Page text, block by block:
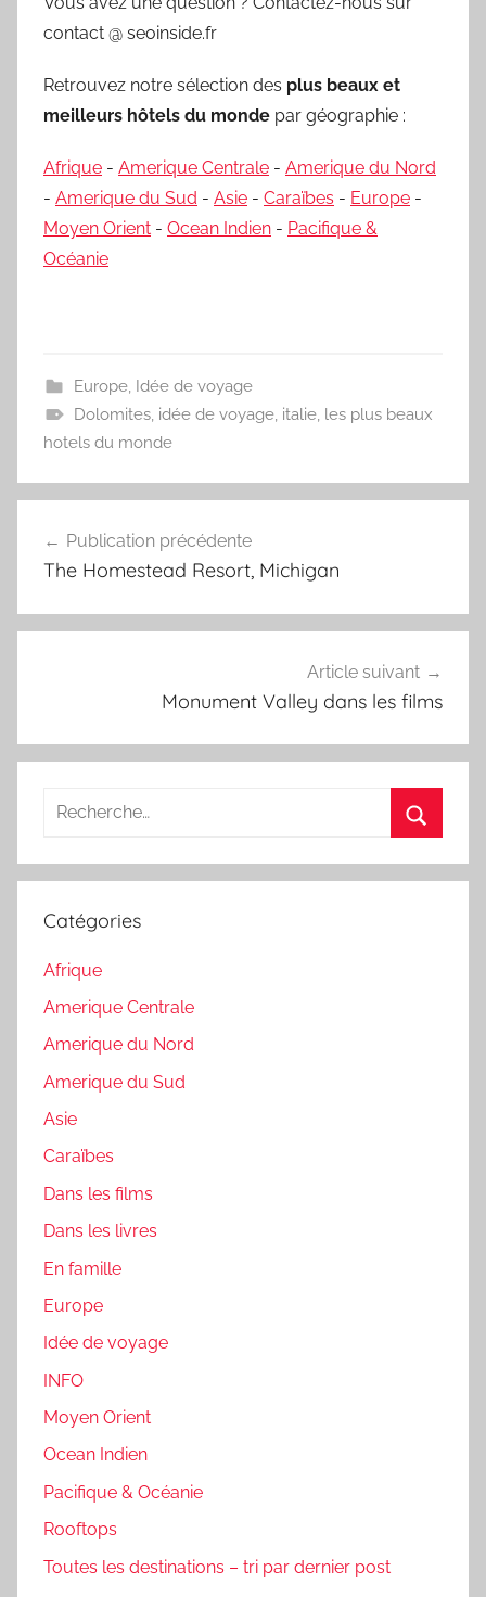
contact @ seoinside.fr
Retrouvez notre sélection des plus beaux et
meilleurs hôtels du monde par géographie :
Afrique - Amerique Centrale - Amerique du Nord
- Amerique du Sud - Asie - Caraïbes - Europe -
Moyen Orient - Ocean Indien - Pacifique &
Océanie
Europe, Idée de voyage
Dolomites, idée de voyage, italie, les plus beaux
hotels du monde
de
Publication précédente
The Homestead Resort, Michigan
Article suivant
Monument Valley dans les films
Recherche
:
Catégories
Afrique
Amerique Centrale
Amerique du Nord
Amerique du Sud
Asie
Caraïbes
Dans les films
Dans les livres
En famille
Europe
Idée de voyage
INFO
Moyen Orient
Ocean Indien
Pacifique & Océanie
Rooftops
Toutes les destinations – tri par dernier post